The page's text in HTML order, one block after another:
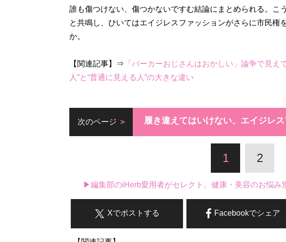
誰も傷つけない、傷つかないですむ結論にまとめられる。こ
と共鳴し、ひいてはエイジレスファッションがさらに市民権
か。
【関連記事】⇒ 「パーカーおじさんはおかしい」論争で見え
人”と“普通に見える人”の大きな違い
次のページ 履き違えてはいけない、エイジレ
1 2
▶編集部のiHerb愛用者がセレクト。健康・美容のお悩み
Facebookでシェア
Xでポストする